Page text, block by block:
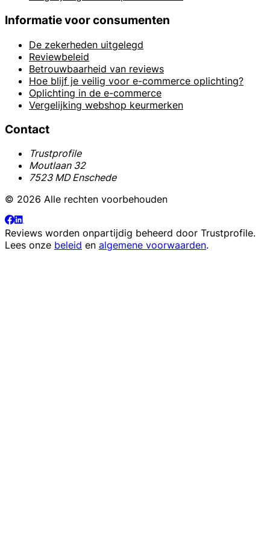
Informatie voor consumenten
De zekerheden uitgelegd
Reviewbeleid
Betrouwbaarheid van reviews
Hoe blijf je veilig voor e-commerce oplichting?
Oplichting in de e-commerce
Vergelijking webshop keurmerken
Contact
Trustprofile
Moutlaan 32
7523 MD Enschede
© 2026 Alle rechten voorbehouden
Reviews worden onpartijdig beheerd door Trustprofile.
Lees onze beleid en algemene voorwaarden.